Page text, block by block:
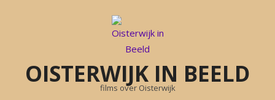
OISTERWIJK IN BEELD
films over Oisterwijk